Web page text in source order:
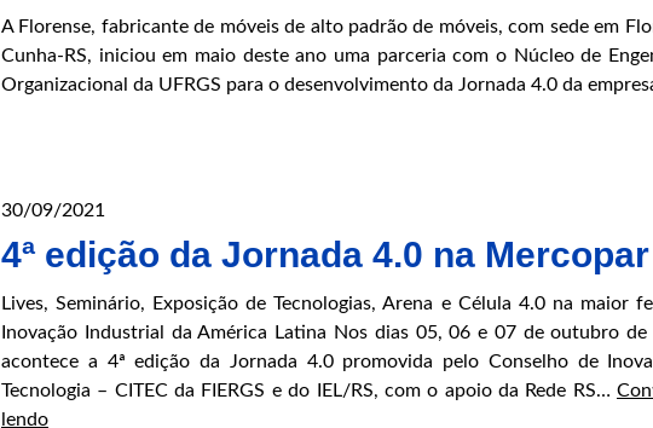
A Florense, fabricante de móveis de alto padrão de móveis, com sede em
Cunha-RS, iniciou em maio deste ano uma parceria com o Núcleo de
Organizacional da UFRGS para o desenvolvimento da Jornada 4.0 da
30/09/2021
4ª edição da Jornada 4.0 na Mercopar
Lives, Seminário, Exposição de Tecnologias, Arena e Célula 4.0 na maior
Inovação Industrial da América Latina Nos dias 05, 06 e 07 de outubro de
acontece a 4ª edição da Jornada 4.0 promovida pelo Conselho de
Tecnologia – CITEC da FIERGS e do IEL/RS, com o apoio da Rede RS…
lendo4ª